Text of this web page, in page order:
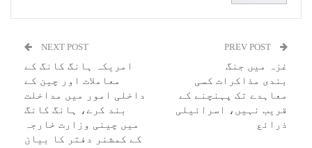
غزہ میں جنگ
بندی مذاکرات کسی
معاہدے تک پہنچنے کے
قریب نہیں، اسرائیلی
ذرائع
NEXT POST
امریکہ ہانگ کانگ کے
معاملات اور چین کے
داخلی امور میں مداخلت
بند کرے، ہانگ کانگ
میں چینی وزارت خارجہ
کے کمشنر دفتر کا بیان